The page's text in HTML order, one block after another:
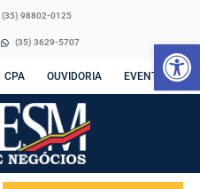
(35) 98802-0125
(35) 3629-5707
CPA OUVIDORIA EVENTOS
Abrir